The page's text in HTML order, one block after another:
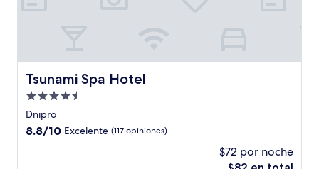
Tsunami Spa Hotel
Tsunami Spa Hotel
Propiedad
de
4.5
Dnipro
8.8
8.8/10 Excelente (117 opiniones)
$72 por noche
El